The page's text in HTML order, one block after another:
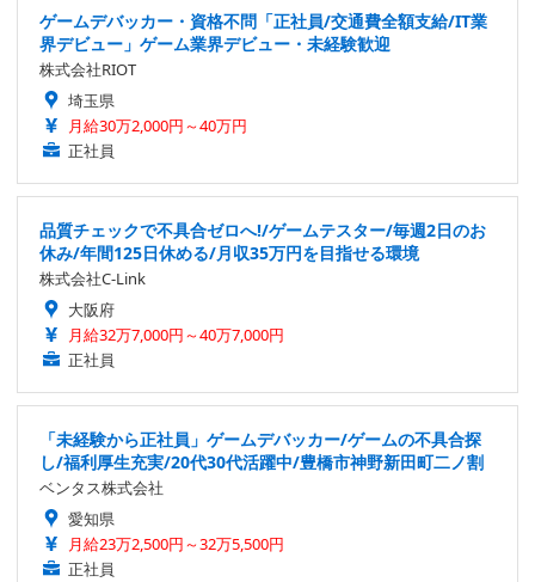
ゲームデバッカー・資格不問「正社員/交通費全額支給/IT業
界デビュー」ゲーム業界デビュー・未経験歓迎
株式会社RIOT
埼玉県
月給30万2,000円～40万円
正社員
品質チェックで不具合ゼロへ!/ゲームテスター/毎週2日のお
休み/年間125日休める/月収35万円を目指せる環境
株式会社C-Link
大阪府
月給32万7,000円～40万7,000円
正社員
「未経験から正社員」ゲームデバッカー/ゲームの不具合探
し/福利厚生充実/20代30代活躍中/豊橋市神野新田町二ノ割
ベンタス株式会社
愛知県
月給23万2,500円～32万5,500円
正社員